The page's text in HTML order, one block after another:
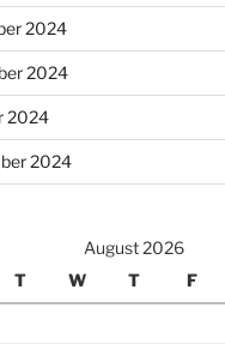
2024
2024
2024
2024
August 2026
T W T F